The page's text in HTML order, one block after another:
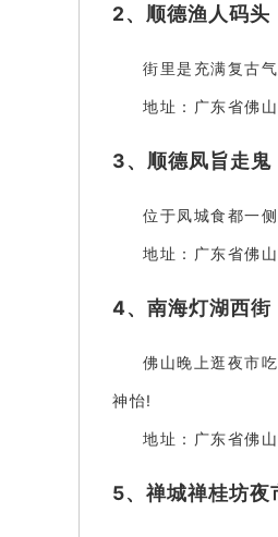
2、顺德渔人码头
街里是充满复古
地址：广东省佛
3、顺德凤旨走鬼
位于凤城食都一
地址：广东省佛
4、南海灯湖西街
佛山晚上逛夜市
神怡!
地址：广东省佛
5、禅城禅桂坊夜